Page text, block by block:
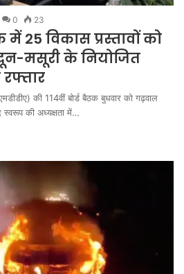
0 23
में 25 विकास प्रस्तावों को
मसूरी के नियोजित
की 114वीं बोर्ड बैठक बुधवार को गढ़वाल
की अध्यक्षता में…